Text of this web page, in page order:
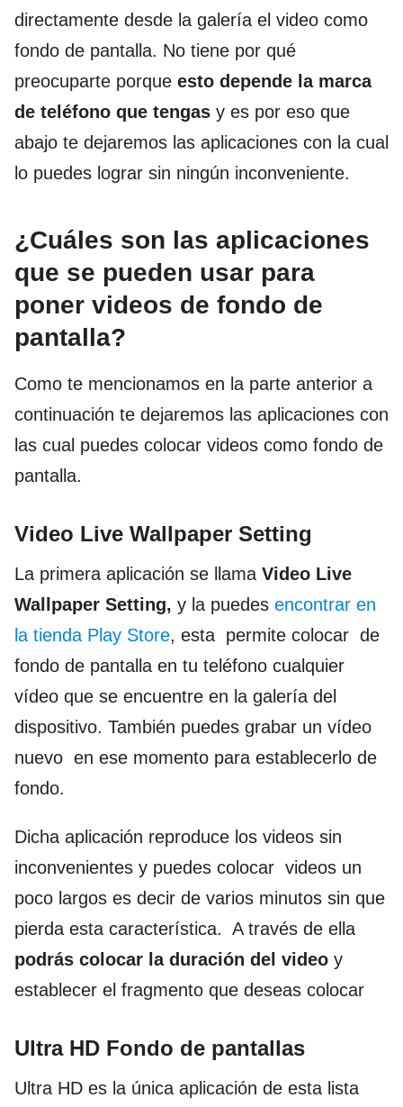
directamente desde la galería el video como
fondo de pantalla. No tiene por qué
preocuparte porque esto depende la marca
de teléfono que tengas y es por eso que
abajo te dejaremos las aplicaciones con la cual
lo puedes lograr sin ningún inconveniente.
¿Cuáles son las aplicaciones
que se pueden usar para
poner videos de fondo de
pantalla?
Como te mencionamos en la parte anterior a
continuación te dejaremos las aplicaciones con
las cual puedes colocar videos como fondo de
pantalla.
Video Live Wallpaper Setting
La primera aplicación se llama Video Live
Wallpaper Setting, y la puedes encontrar en
la tienda Play Store, esta permite colocar de
fondo de pantalla en tu teléfono cualquier
vídeo que se encuentre en la galería del
dispositivo. También puedes grabar un vídeo
nuevo en ese momento para establecerlo de
fondo.
Dicha aplicación reproduce los videos sin
inconvenientes y puedes colocar videos un
poco largos es decir de varios minutos sin que
pierda esta característica. A través de ella
podrás colocar la duración del video y
establecer el fragmento que deseas colocar
Ultra HD Fondo de pantallas
Ultra HD es la única aplicación de esta lista